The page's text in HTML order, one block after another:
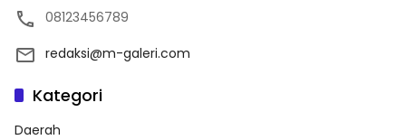
08123456789
redaksi@m-galeri.com
Kategori
Daerah